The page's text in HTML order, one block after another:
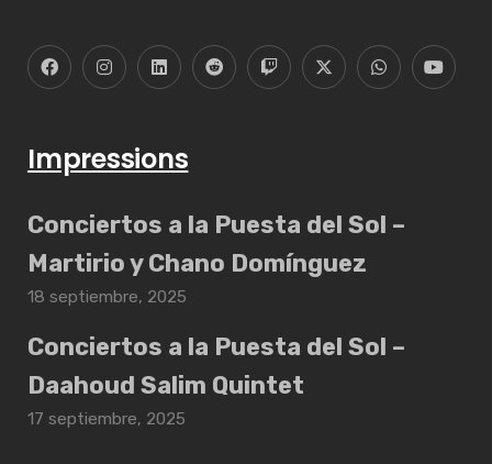
Impressions
Conciertos a la Puesta del Sol –
Martirio y Chano Domínguez
18 septiembre, 2025
Conciertos a la Puesta del Sol –
Daahoud Salim Quintet
17 septiembre, 2025